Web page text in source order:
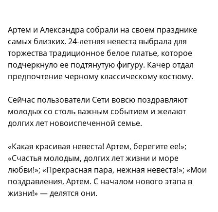
Артем и Александра собрали на своем празднике
самых близких. 24-летняя невеста выбрала для
торжества традиционное белое платье, которое
подчеркнуло ее подтянутую фигуру. Качер отдал
предпочтение черному классическому костюму.
Сейчас пользователи Сети вовсю поздравляют
молодых со столь важным событием и желают
долгих лет новоиспеченной семье.
«Какая красивая невеста! Артем, берегите ее!»;
«Счастья молодым, долгих лет жизни и море
любви!»; «Прекрасная пара, нежная невеста!»; «Мои
поздравления, Артем. С началом нового этапа в
жизни!» — делятся они.